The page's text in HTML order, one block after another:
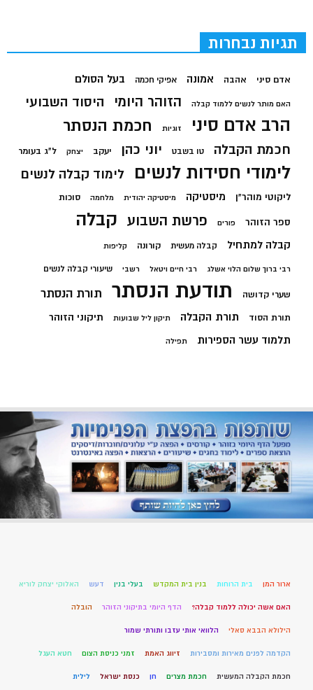
תגיות נבחרות
אדם סיני אהבה אמונה אפיקי חכמה בעל הסולם
האם מותר לנשים ללמוד קבלה הזוהר היומי היסוד השבועי
הרב אדם סיני זוגיות חכמת הנסתר
חכמת הקבלה טו בשבט יוני כהן יעקב יצחק ל"ג בעומר
לימודי חסידות לנשים לימוד קבלה לנשים
ליקוטי מוהר"ן מיסטיקה מיסטיקה יהודית מלחמה סוכות
ספר הזוהר פורים פרשת השבוע קבלה
קבלה למתחיל קבלה מעשית קורונה קליפות
רבי ברוך שלום הלוי אשלג רבי חיים ויטאל רשבי שיעורי קבלה לנשים
שערי קדושה תודעת הנסתר תורת הנסתר
תורת הסוד תורת הקבלה תיקון ליל שבועות תיקוני הזוהר
תלמוד עשר הספירות תפילה
ארור המן בית הרוחות בנין בית המקדש בעלי בנין דעש האלוקי יצחק לוריא
האם אשה יכולה ללמוד קבלה? הדף היומי בתיקוני הזוהר הובלה
הילולא הבבא סאלי הלוואי אותי עזבו ותורתי שמור
הקדמה לפנים מאירות ומסבירות זיווג האמת זמני כניסת הצום חטא העגל
חכמת הקבלה המעשית חכמת מצרים חן כנסת ישראל לילית